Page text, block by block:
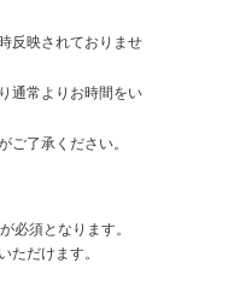
反映されておりませ
通常よりお時間をい
了承ください。
必須となります。
ただけます。